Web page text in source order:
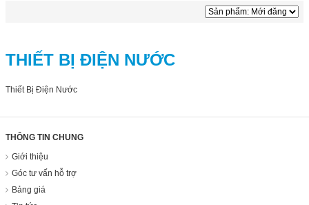
THIẾT BỊ ĐIỆN NƯỚC
Thiết Bị Điện Nước
THÔNG TIN CHUNG
Giới thiệu
Góc tư vấn hỗ trợ
Bảng giá